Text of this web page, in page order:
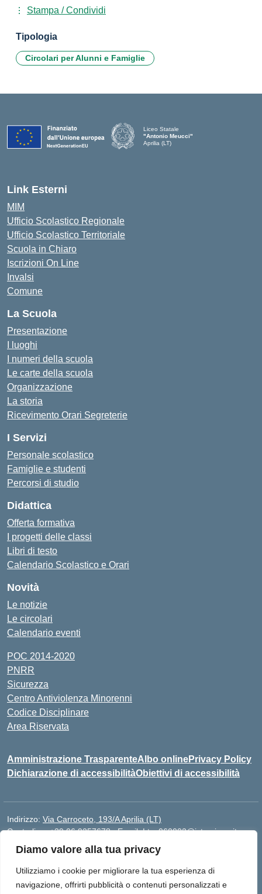
Diamo valore alla tua privacy
Utilizziamo i cookie per migliorare la tua esperienza di
navigazione, offrirti pubblicità o contenuti personalizzati e
Stampa / Condividi
Tipologia
Circolari per Alunni e Famiglie
Liceo Statale
"Antonio Meucci"
Aprilia (LT)
Link Esterni
MIM
Ufficio Scolastico Regionale
Ufficio Scolastico Territoriale
Scuola in Chiaro
Iscrizioni On Line
Invalsi
Comune
La Scuola
Presentazione
I luoghi
I numeri della scuola
Le carte della scuola
Organizzazione
La storia
Ricevimento Orari Segreterie
I Servizi
Personale scolastico
Famiglie e studenti
Percorsi di studio
Didattica
Offerta formativa
I progetti delle classi
Libri di testo
Calendario Scolastico e Orari
Novità
Le notizie
Le circolari
Calendario eventi
POC 2014-2020
PNRR
Sicurezza
Centro Antiviolenza Minorenni
Codice Disciplinare
Area Riservata
Amministrazione TrasparenteAlbo onlinePrivacy Policy
Dichiarazione di accessibilitàObiettivi di accessibilità
Indirizzo: Via Carroceto, 193/A Aprilia (LT)
Centralino:+39 06 9257678 Email:Ltps060002@istruzione.it
Posta elettronica certificata (PEC):Ltps060002@pec.istruzione.it
Codice meccanografico:
LTPS060002